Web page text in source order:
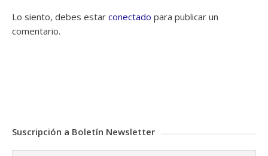
Lo siento, debes estar conectado para publicar un
comentario.
Suscripción a Boletín Newsletter